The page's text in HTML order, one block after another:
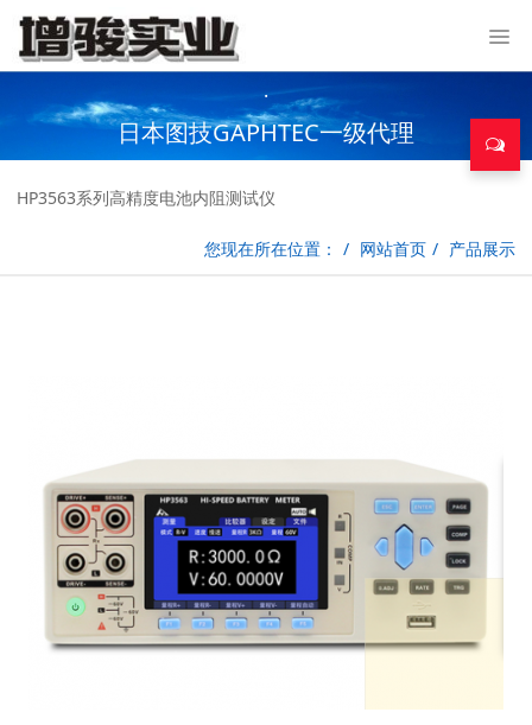
.
日本图技GAPHTEC一级代理
HP3563系列高精度电池内阻测试仪
您现在所在位置： 网站首页 产品展示